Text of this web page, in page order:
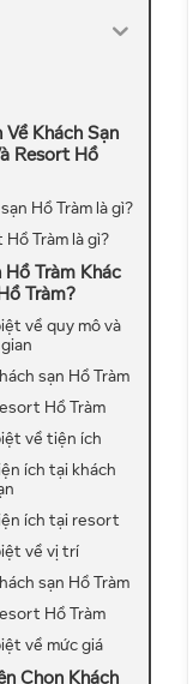
Về Khách Sạn
Resort Hồ
Hồ Tràm là gì?
Tràm là gì?
Hồ Tràm Khác
Tràm?
về quy mô và
sạn Hồ Tràm
Hồ Tràm
về tiện ích
ích tại khách
ích tại resort
về vị trí
sạn Hồ Tràm
Hồ Tràm
về mức giá
Chọn Khách